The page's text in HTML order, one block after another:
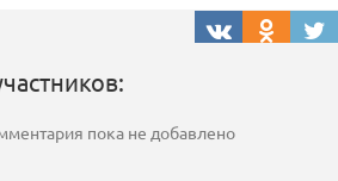
пока не добавлено